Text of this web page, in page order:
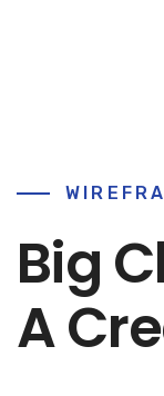
Big
A